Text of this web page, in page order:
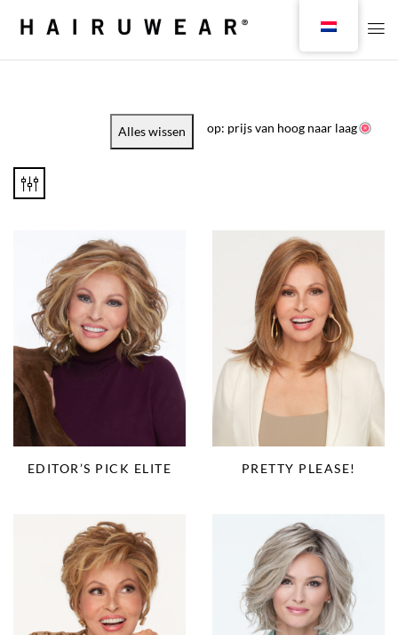
Alles wissen op: prijs van hoog naar laag
EDITOR’S PICK ELITE PRETTY PLEASE!